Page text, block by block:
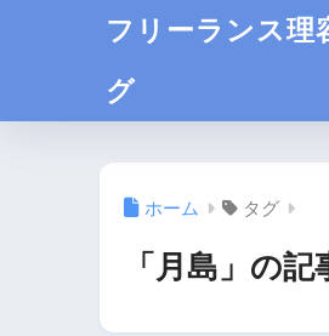
フリーランス理
グ
ホーム タグ
「月島」の記